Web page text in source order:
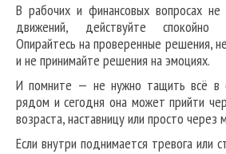
В рабочих и финансовых вопросах
движений, действуйте спокойно
Опирайтесь на проверенные решения,
и не принимайте решения на эмоциях.
И помните — не нужно тащить всё в
рядом и сегодня она может прийти
возраста, наставницу или просто через
Если внутри поднимается тревога или